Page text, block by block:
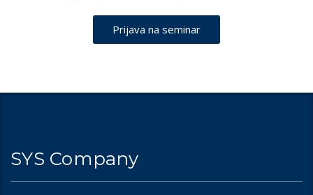
Prijava na seminar
SYS Company